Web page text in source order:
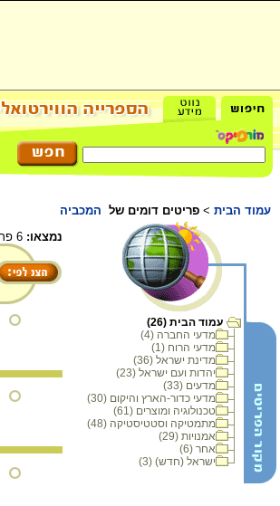
עמוד הבית > פריטים דומים של המכביה
עמוד הבית (26)
מדעי החברה (4)
מדעי הרוח (1)
מדינת ישראל (36)
יהדות ועם ישראל (23)
מדעים (33)
מדעי כדור-הארץ והיקום (30)
טכנולוגיה ומוצרים (61)
מתמטיקה וסטטיסטיקה (48)
אמנויות (29)
אחר (6)
ישראל (חדש) (3)
נמצאו: